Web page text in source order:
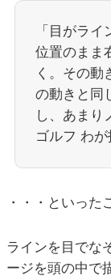
「目がラ
位置のまま
く。その動
の動きと同
し、あまり
ゴルフ わが
・・・といった
ラインを目でな
ージを頭の中で